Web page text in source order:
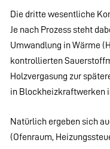
Die dritte wesentliche
Je nach Prozess steht
Umwandlung in Wärme
kontrollierten
Holzvergasung zur
in Blockheizkraftwerken
Natürlich ergeben sich
(Ofenraum,